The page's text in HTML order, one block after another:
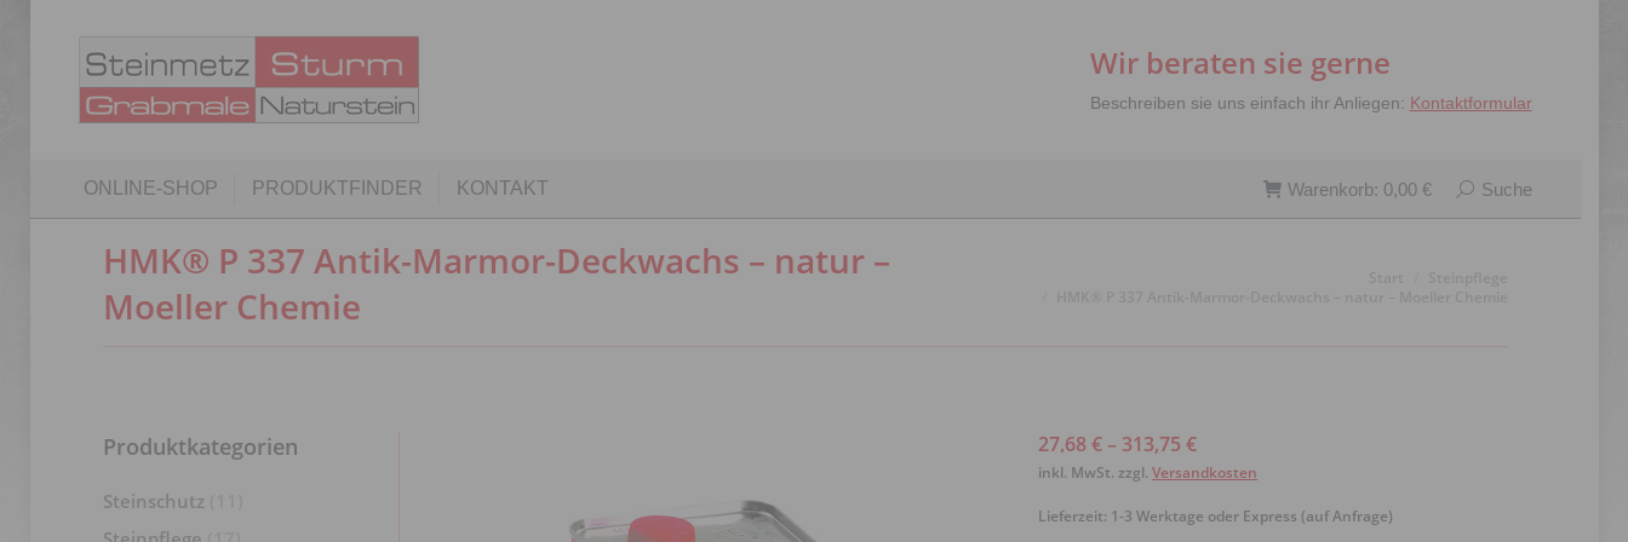
Wir beraten sie gerne
Beschreiben sie uns einfach ihr Anliegen: Kontaktformular
ONLINE-SHOP PRODUKTFINDER KONTAKT Warenkorb: 0,00€ Search:
Suche
HMK® P 337 Antik-Marmor-Deckwachs – natur –
Moeller Chemie
27,68€ – 313,75€
inkl. MwSt. zzgl.Versandkosten
Lieferzeit: 1-3 Werktage oder Express (auf Anfrage)
Produktkategorien
Steinschutz
ONLINE-SHOP